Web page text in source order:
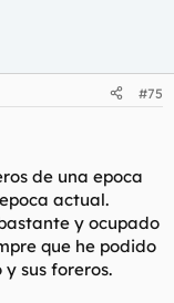
#75
de una epoca
actual.
y ocupado
que he podido
sus foreros.